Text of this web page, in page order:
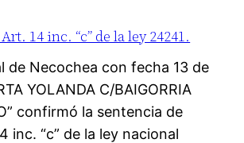
14 inc. “c” de la ley 24241.
de Necochea con fecha 13 de
YOLANDA C/BAIGORRIA
confirmó la sentencia de
inc. “c” de la ley nacional